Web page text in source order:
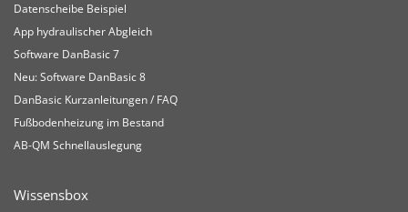
Datenscheibe Beispiel
App hydraulischer Abgleich
Software DanBasic 7
Neu: Software DanBasic 8
DanBasic Kurzanleitungen / FAQ
Fußbodenheizung im Bestand
AB-QM Schnellauslegung
Wissensbox